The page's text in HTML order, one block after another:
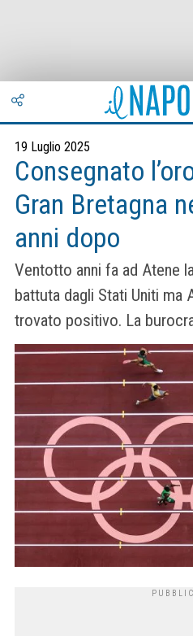
19 Luglio 2025
Consegnato
Gran Bretagna
anni dopo
Ventotto anni fa ad Atene
battuta dagli Stati Uniti ma
trovato positivo. La